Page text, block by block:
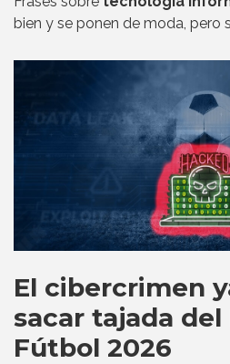
bien y se ponen de moda, pero
El cibercrimen
sacar tajada
Fútbol 2026